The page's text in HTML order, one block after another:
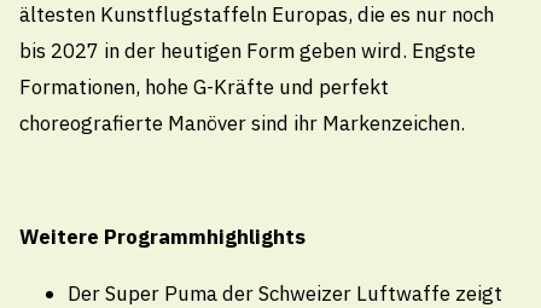
ältesten Kunstflugstaffeln Europas, die es nur noch
bis 2027 in der heutigen Form geben wird. Engste
Formationen, hohe G-Kräfte und perfekt
choreografierte Manöver sind ihr Markenzeichen.
Weitere Programmhighlights
Der Super Puma der Schweizer Luftwaffe zeigt
Gemeindeverwaltung Thal
071 886 10 10